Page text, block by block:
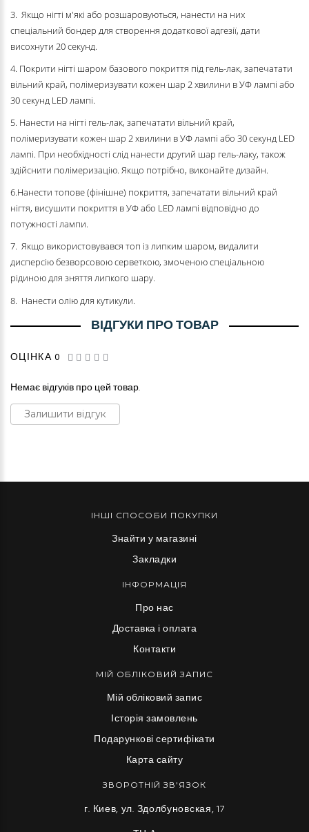
3. Якщо нігті м'які або розшаровуються, нанести на них
спеціальний бондер для створення додаткової адгезії, дати
висохнути 20 секунд.
4. Покрити нігті шаром базового покриття під гель-лак, запечатати
вільний край, полімеризувати кожен шар 2 хвилини в УФ лампі або
30 секунд LED лампі.
5. Нанести на нігті гель-лак, запечатати вільний край,
полімеризувати кожен шар 2 хвилини в УФ лампі або 30 секунд LED
лампі. При необхідності слід нанести другий шар гель-лаку, також
здійснити полімеризацію. Якщо потрібно, виконайте дизайн.
6.Нанести топове (фінішне) покриття, запечатати вільний край
нігтя, висушити покриття в УФ або LED лампі відповідно до
потужності лампи.
7. Якщо використовувався топ із липким шаром, видалити
дисперсію безворсовою серветкою, змоченою спеціальною
рідиною для зняття липкого шару.
8. Нанести олію для кутикули.
ВІДГУКИ ПРО ТОВАР
ОЦІНКА 0
Немає відгуків про цей товар.
Залишити відгук
ІНШІ СПОСОБИ ПОКУПКИ
Знайти у магазині
Закладки
ІНФОРМАЦІЯ
Про нас
Доставка і оплата
Контакти
МІЙ ОБЛІКОВИЙ ЗАПИС
Мій обліковий запис
Історія замовлень
Подарункові сертифікати
Карта сайту
ЗВОРОТНІЙ ЗВ'ЯЗОК
г. Киев, ул. Здолбуновская, 17